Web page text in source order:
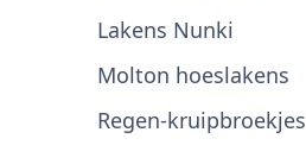
Lakens Nunki
Molton hoeslakens
Regen-kruipbroekjes